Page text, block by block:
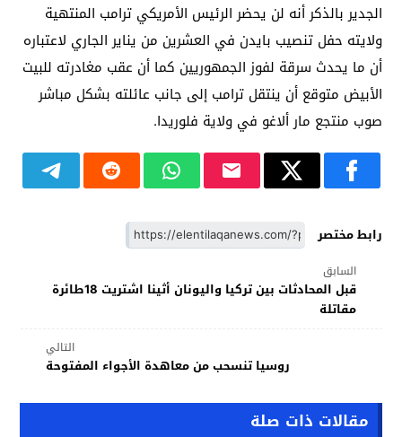
الجدير بالذكر أنه لن يحضر الرئيس الأمريكي ترامب المنتهية
ولايته حفل تنصيب بايدن في العشرين من يناير الجاري لاعتباره
أن ما يحدث سرقة لفوز الجمهوريين كما أن عقب مغادرته للبيت
الأبيض متوقع أن ينتقل ترامب إلى جانب عائلته بشكل مباشر
صوب منتجع مار ألاغو في ولاية فلوريدا.
رابط مختصر
السابق
قبل المحادثات بين تركيا واليونان أثينا اشتريت 18طائرة
مقاتلة
التالي
روسيا تنسحب من معاهدة الأجواء المفتوحة
مقالات ذات صلة